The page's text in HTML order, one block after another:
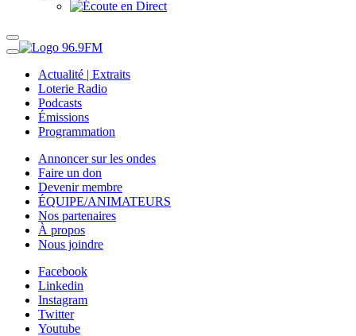
Actualité | Extraits
Loterie Radio
Podcasts
Émissions
Programmation
Annoncer sur les ondes
Faire un don
Devenir membre
ÉQUIPE/ANIMATEURS
Nos partenaires
À propos
Nous joindre
Facebook
Linkedin
Instagram
Twitter
Youtube